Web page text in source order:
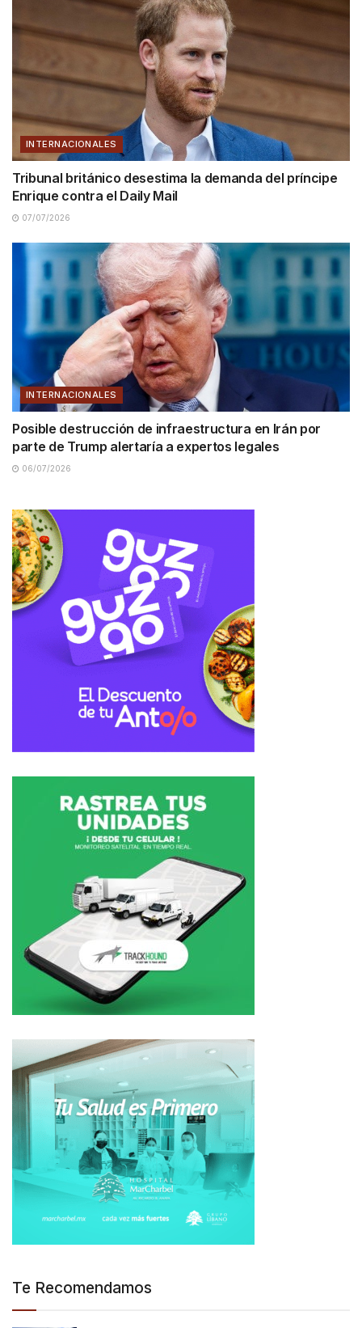
INTERNACIONALES
Tribunal británico desestima la demanda del príncipe
Enrique contra el Daily Mail
07/07/2026
INTERNACIONALES
Posible destrucción de infraestructura en Irán por
parte de Trump alertaría a expertos legales
06/07/2026
Te Recomendamos